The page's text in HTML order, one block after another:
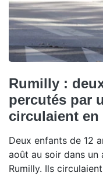
Rumilly :
percutés par
circulaient
Deux enfants de 12
août au soir dans un
Rumilly. Ils